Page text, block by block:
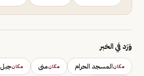
وَرَد في الخبر
مكانالمسجد الحرام مكانمنى مكان